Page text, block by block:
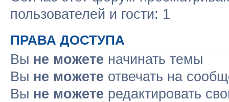
пользователей и гости: 1
ПРАВА ДОСТУПА
Вы не можете начинать темы
Вы не можете отвечать на
Вы не можете редактировать